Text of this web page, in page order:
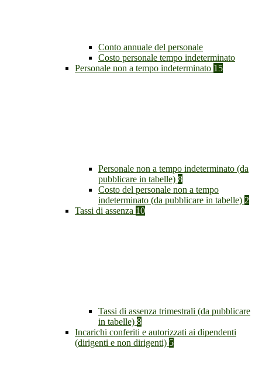
Conto annuale del personale
Costo personale tempo indeterminato
Personale non a tempo indeterminato 15
Personale non a tempo indeterminato (da
pubblicare in tabelle) 8
Costo del personale non a tempo
indeterminato (da pubblicare in tabelle) 2
Tassi di assenza 10
Tassi di assenza trimestrali (da pubblicare
in tabelle) 8
Incarichi conferiti e autorizzati ai dipendenti
(dirigenti e non dirigenti) 5